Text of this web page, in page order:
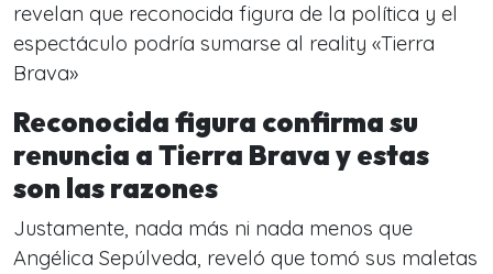
revelan que reconocida figura de la política y el
espectáculo podría sumarse al reality «Tierra
Brava»
Reconocida figura confirma su
renuncia a Tierra Brava y estas
son las razones
Justamente, nada más ni nada menos que
Angélica Sepúlveda, reveló que tomó sus maletas